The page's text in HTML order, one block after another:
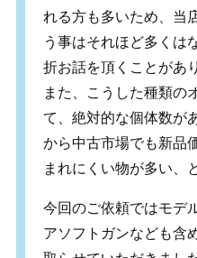
れる方も多いため、当
う事はそれほど多くは
折お話を頂くことがあ
また、こうした種類の
て、絶対的な個体数が
から中古市場でも新品
まれにくい物が多い、
今回のご依頼ではモデ
アソフトガンなども含